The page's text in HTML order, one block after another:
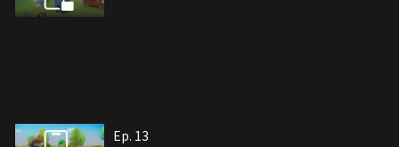
Ep. 13